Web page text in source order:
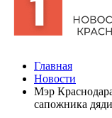
Главная
Новости
Мэр Краснодара
сапожника